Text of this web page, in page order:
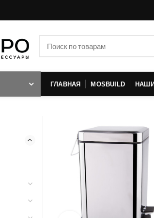
ГЛАВНАЯ MOSBUILD